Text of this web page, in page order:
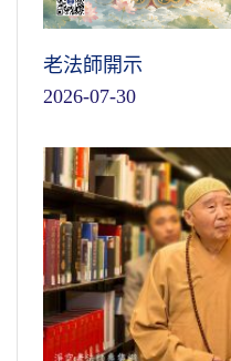
老法師開示
2026-07-30